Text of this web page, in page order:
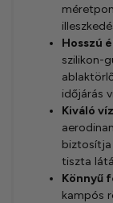
Hosszú
szilikon-
időjárás
Kiváló
biztosítja
tiszta
Könnyű
kampós